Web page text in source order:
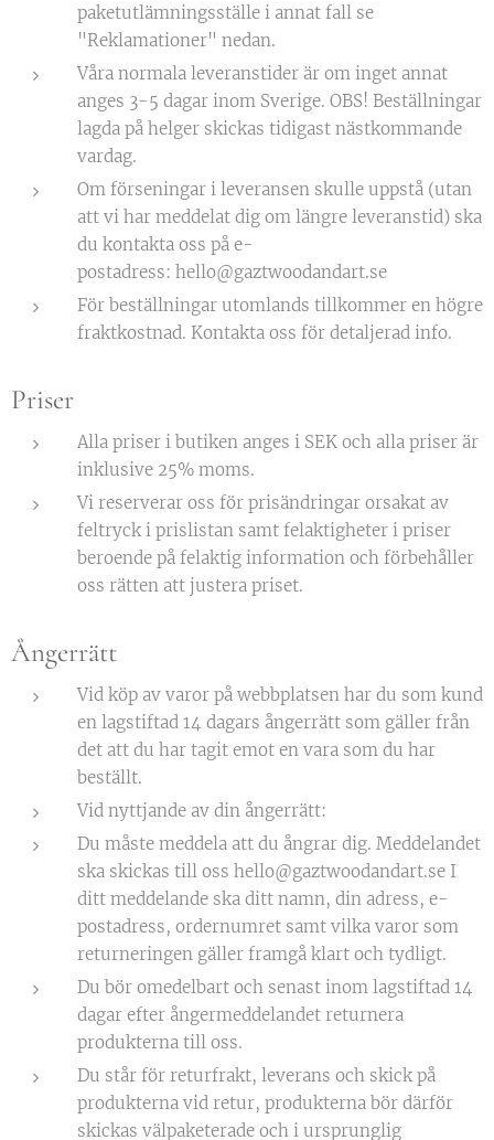
paketutlämningsställe i annat fall se
"Reklamationer" nedan.
Våra normala leveranstider är om inget annat
anges 3-5 dagar inom Sverige. OBS! Beställningar
lagda på helger skickas tidigast nästkommande
vardag.
Om förseningar i leveransen skulle uppstå (utan
att vi har meddelat dig om längre leveranstid) ska
du kontakta oss på e-
postadress: hello@gaztwoodandart.se
För beställningar utomlands tillkommer en högre
fraktkostnad. Kontakta oss för detaljerad info.
Priser
Alla priser i butiken anges i SEK och alla priser är
inklusive 25% moms.
Vi reserverar oss för prisändringar orsakat av
feltryck i prislistan samt felaktigheter i priser
beroende på felaktig information och förbehåller
oss rätten att justera priset.
Ångerrätt
Vid köp av varor på webbplatsen har du som kund
en lagstiftad 14 dagars ångerrätt som gäller från
det att du har tagit emot en vara som du har
beställt.
Vid nyttjande av din ångerrätt:
Du måste meddela att du ångrar dig. Meddelandet
ska skickas till oss hello@gaztwoodandart.se I
ditt meddelande ska ditt namn, din adress, e-
postadress, ordernumret samt vilka varor som
returneringen gäller framgå klart och tydligt.
Du bör omedelbart och senast inom lagstiftad 14
dagar efter ångermeddelandet returnera
produkterna till oss.
Du står för returfrakt, leverans och skick på
produkterna vid retur, produkterna bör därför
skickas välpaketerade och i ursprunglig